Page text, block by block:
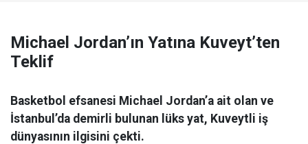
Michael Jordan’ın Yatına Kuveyt’ten
Teklif
Basketbol efsanesi Michael Jordan’a ait olan ve
İstanbul’da demirli bulunan lüks yat, Kuveytli iş
dünyasının ilgisini çekti.